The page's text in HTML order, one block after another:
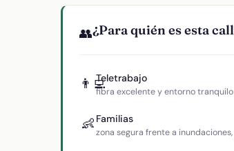
👥¿Para quién es esta
👨‍💻Teletrabajo
fibra excelente y entorno tranquilo
👶 Familias
zona segura frente a